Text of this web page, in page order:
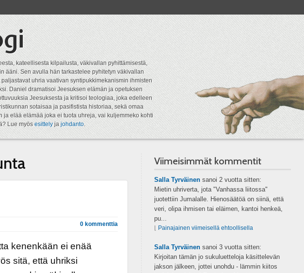
kateellisesta kilpailusta, väkivallan pyhittämisestä,
ääni. Sen avulla hän tarkastelee pyhitetyn väkivallan
uhria vaativan syntipukkimekanismin ihmisten
Daniel dramatisoi Jeesuksen elämän ja opetuksen
Jeesuksesta ja kritisoi teologiaa, joka edelleen
sotaisaa ja pasifistista historiaa, sekä omaa
elää elämää joka ei tuota uhreja, vai kuljemmeko kohti
Lue myösesittelyjajohdanto.
0 kommenttia
kenenkään ei enää
sitä, että uhriksi
Viimeisimmät kommentit
Salla Tyrväinensanoi 2 vuotta sitten:
Mietin uhriverta, jota "Vanhassa liitossa"
juotettiin Jumalalle. Hienosäätöä on siinä, että
veri, olipa ihmisen tai eläimen, kantoi henkeä,
pu...
Painajainen viimeisellä ehtoollisella
Salla Tyrväinensanoi 3 vuotta sitten:
Kirjoitan tämän jo sukuluetteloja käsittelevän
jakson jälkeen, jottei unohdu - lämmin kiitos